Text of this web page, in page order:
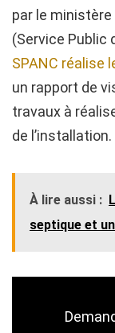
par le ministère
(Service Public
SPANC réalise
un rapport de
travaux à
de l’installation.
À lire aussi :
septique et